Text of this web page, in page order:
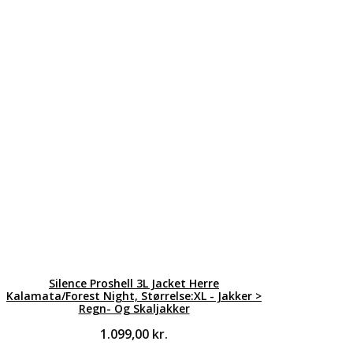
Silence Proshell 3L Jacket Herre
Kalamata/Forest Night, Størrelse:XL - Jakker >
Regn- Og Skaljakker
1.099,00 kr.